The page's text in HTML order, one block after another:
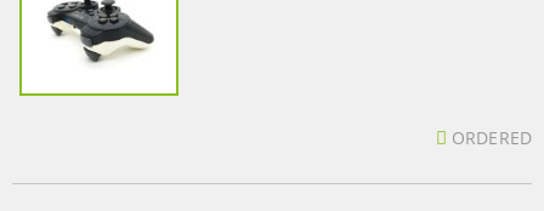
ORDERED